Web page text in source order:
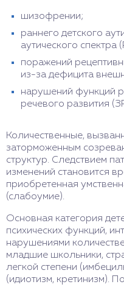
шизофрении;
раннего детского
аутического спектра
поражений
из-за дефицита
нарушений функций
речевого развития
Количественные,
заторможенным
структур. Следствием
изменений становится
приобретенная
(слабоумие).
Основная категория
психических функций,
нарушениями
младшие школьники,
легкой степени
(идиотизм, кретинизм).